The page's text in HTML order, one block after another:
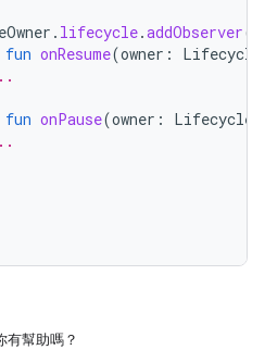
. lifecycle.addObserver(
fun onResume(owner :
fun onPause(owner :
有幫助嗎？